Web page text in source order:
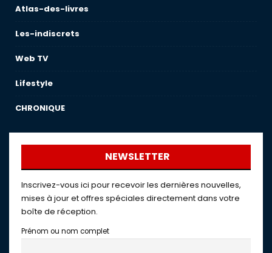
Atlas-des-livres
Les-indiscrets
Web TV
Lifestyle
CHRONIQUE
NEWSLETTER
Inscrivez-vous ici pour recevoir les dernières nouvelles,
mises à jour et offres spéciales directement dans votre
boîte de réception.
Prénom ou nom complet